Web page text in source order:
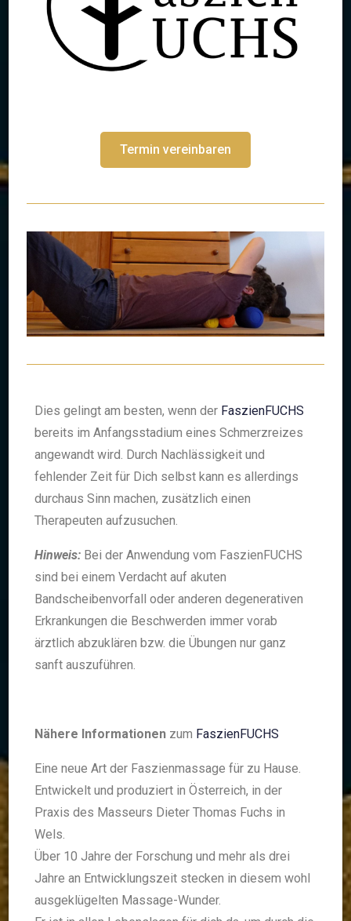
Termin vereinbaren
Dies gelingt am besten, wenn der FaszienFUCHS
bereits im Anfangsstadium eines Schmerzreizes
angewandt wird. Durch Nachlässigkeit und
fehlender Zeit für Dich selbst kann es allerdings
durchaus Sinn machen, zusätzlich einen
Therapeuten aufzusuchen.
Hinweis:Bei der Anwendung vom FaszienFUCHS
sind bei einem Verdacht auf akuten
Bandscheibenvorfall oder anderen degenerativen
Erkrankungen die Beschwerden immer vorab
ärztlich abzuklären bzw. die Übungen nur ganz
sanft auszuführen.
Nähere Informationenzum FaszienFUCHS
Eine neue Art der Faszienmassage für zu Hause.
Entwickelt und produziert in Österreich, in der
Praxis des Masseurs Dieter Thomas Fuchs in
Wels.
Über 10 Jahre der Forschung und mehr als drei
Jahre an Entwicklungszeit stecken in diesem wohl
ausgeklügelten Massage-Wunder.